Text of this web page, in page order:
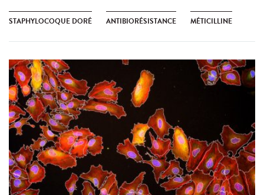
STAPHYLOCOQUE DORÉ ANTIBIORÉSISTANCE MÉTICILLINE